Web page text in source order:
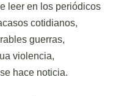
leer en los periódicos
cotidianos,
guerras,
violencia,
hace noticia.